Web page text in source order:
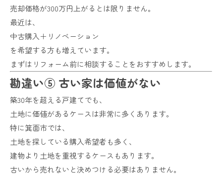
売却価格が300万円上がるとは限りません。
最近は、
中古購入＋リノベーション
を希望する方も増えています。
まずはリフォーム前に相談することをおすすめします。
勘違い⑤ 古い家は価値がない
築30年を超える戸建てでも、
土地に価値があるケースは非常に多くあります。
特に箕面市では、
土地を探している購入希望者も多く、
建物より土地を重視するケースもあります。
古いから売れないと決めつける必要はありません。